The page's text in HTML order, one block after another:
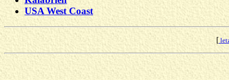
USA West Coast
[